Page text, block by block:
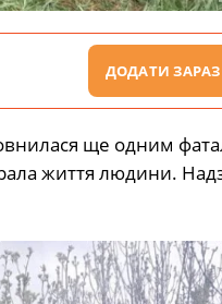
ДОДАТИ ЗАРАЗ
ще одним
життя людини.